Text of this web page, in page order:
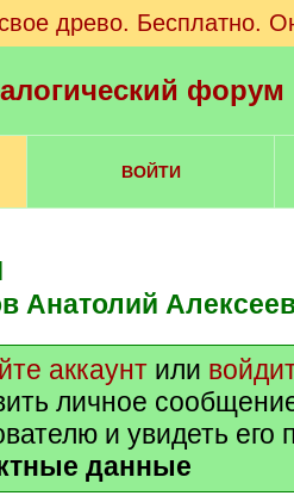
древо. Бесплатно.
ВОЙТИ
Анатолий
аккаунт или
личное
и увидеть его
данные